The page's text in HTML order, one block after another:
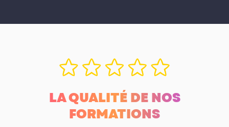
LA QUALITÉ DE NOS
FORMATIONS